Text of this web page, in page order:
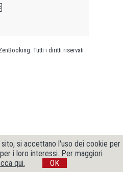
Tutti i diritti riservati
si accettano l'uso dei cookie per
i loro interessi. Per maggiori
qui.
OK